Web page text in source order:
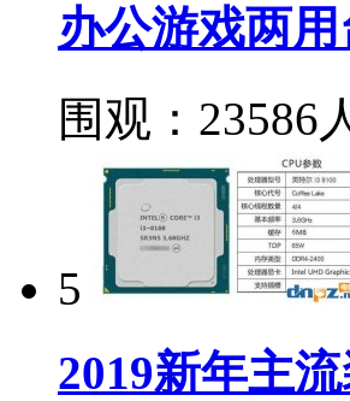
办公游戏两
围观：23586
5
2019新年主